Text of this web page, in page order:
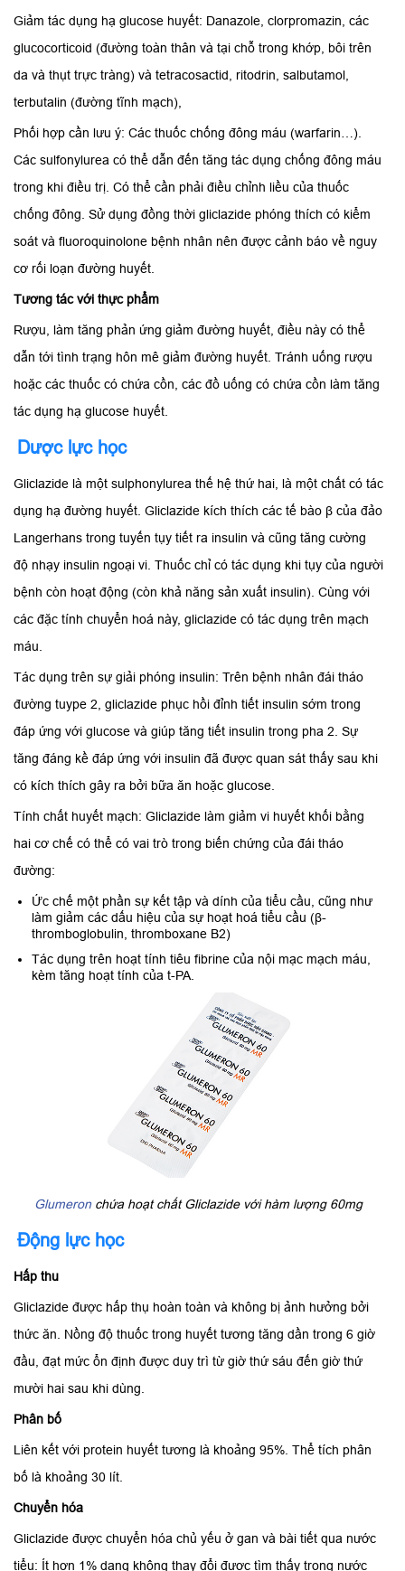
Giảm tác dụng hạ glucose huyết: Danazole, clorpromazin, các
glucocorticoid (đường toàn thân và tại chỗ trong khớp, bôi trên
da và thụt trực tràng) và tetracosactid, ritodrin, salbutamol,
terbutalin (đường tĩnh mạch),
Phối hợp cần lưu ý: Các thuốc chống đông máu (warfarin…).
Các sulfonylurea có thể dẫn đến tăng tác dụng chống đông máu
trong khi điều trị. Có thể cần phải điều chỉnh liều của thuốc
chống đông. Sử dụng đồng thời gliclazide phóng thích có kiểm
soát và fluoroquinolone bệnh nhân nên được cảnh báo về nguy
cơ rối loạn đường huyết.
Tương tác với thực phẩm
Rượu, làm tăng phản ứng giảm đường huyết, điều này có thể
dẫn tới tình trạng hôn mê giảm đường huyết. Tránh uống rượu
hoặc các thuốc có chứa cồn, các đồ uống có chứa cồn làm tăng
tác dụng hạ glucose huyết.
Dược lực học
Gliclazide là một sulphonylurea thế hệ thứ hai, là một chất có tác
dụng hạ đường huyết. Gliclazide kích thích các tế bào β của đảo
Langerhans trong tuyến tụy tiết ra insulin và cũng tăng cường
độ nhạy insulin ngoại vi. Thuốc chỉ có tác dụng khi tụy của người
bệnh còn hoạt động (còn khả năng sản xuất insulin). Cùng với
các đặc tính chuyển hoá này, gliclazide có tác dụng trên mạch
máu.
Tác dụng trên sự giải phóng insulin: Trên bệnh nhân đái tháo
đường tuype 2, gliclazide phục hồi đỉnh tiết insulin sớm trong
đáp ứng với glucose và giúp tăng tiết insulin trong pha 2. Sự
tăng đáng kề đáp ứng với insulin đã được quan sát thấy sau khi
có kích thích gây ra bởi bữa ăn hoặc glucose.
Tính chất huyết mạch: Gliclazide làm giảm vi huyết khối bằng
hai cơ chế có thể có vai trò trong biến chứng của đái tháo
đường:
Ức chế một phần sự kết tập và dính của tiểu cầu, cũng như
làm giảm các dấu hiệu của sự hoạt hoá tiểu cầu (β-
thromboglobulin, thromboxane B2)
Tác dụng trên hoạt tính tiêu fibrine của nội mạc mạch máu,
kèm tăng hoạt tính của t-PA.
Glumeronchứa hoạt chất Gliclazide với hàm lượng 60mg
Động lực học
Hấp thu
Gliclazide được hấp thụ hoàn toàn và không bị ảnh hưởng bởi
thức ăn. Nồng độ thuốc trong huyết tương tăng dần trong 6 giờ
đầu, đạt mức ổn định được duy trì từ giờ thứ sáu đến giờ thứ
mười hai sau khi dùng.
Phân bố
Liên kết với protein huyết tương là khoảng 95%. Thể tích phân
bố là khoảng 30 lít.
Chuyển hóa
Gliclazide được chuyển hóa chủ yếu ở gan và bài tiết qua nước
tiểu: Ít hơn 1% dạng không thay đổi được tìm thấy trong nước